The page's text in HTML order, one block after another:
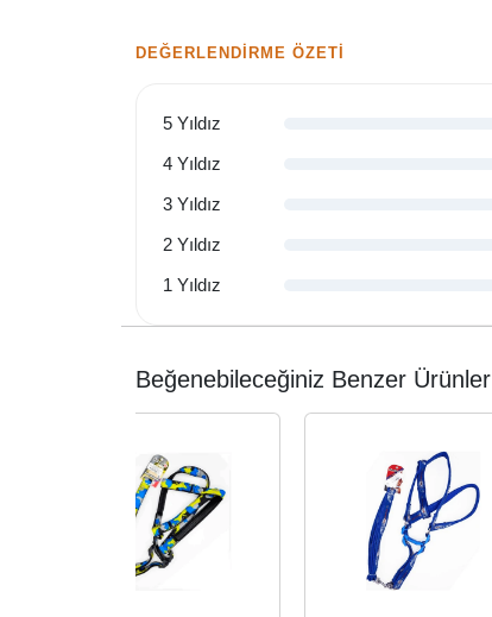
DEĞERLENDIRME ÖZETI
5 Yıldız
4 Yıldız
3 Yıldız
2 Yıldız
1 Yıldız
Beğenebileceğiniz Benzer Ürünler